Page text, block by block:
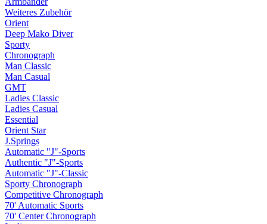
Weiteres Zubehör
Orient
Deep Mako Diver
Sporty
Chronograph
Man Classic
Man Casual
GMT
Ladies Classic
Ladies Casual
Essential
Orient Star
J.Springs
Automatic "J"-Sports
Authentic "J"-Sports
Automatic "J"-Classic
Sporty Chronograph
Competitive Chronograph
70' Automatic Sports
70' Center Chronograph